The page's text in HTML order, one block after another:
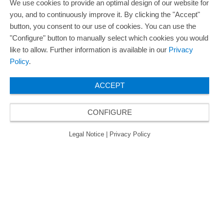
We use cookies to provide an optimal design of our website for
you, and to continuously improve it. By clicking the "Accept"
button, you consent to our use of cookies. You can use the
"Configure" button to manually select which cookies you would
like to allow. Further information is available in our Privacy
Policy.
ACCEPT
CONFIGURE
Legal Notice Privacy Policy